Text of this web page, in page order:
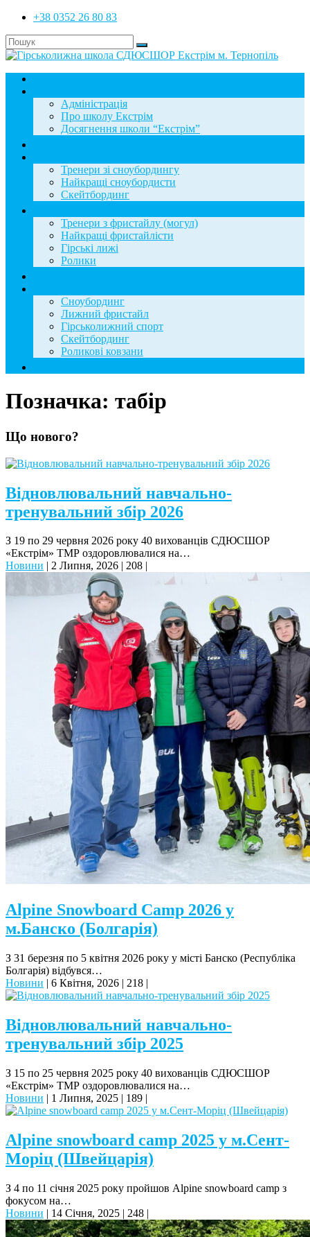
+38 0352 26 80 83
Адміністрація
Про школу Екстрім
Досягнення школи “Екстрім”
Тренери зі сноубордингу
Найкращі сноубордисти
Скейтбординг
Тренери з фристайлу (могул)
Найкращі фристайлісти
Гірські лижі
Ролики
Сноубординг
Лижний фристайл
Гірськолижний спорт
Скейтбординг
Роликові ковзани
Позначка: табір
Що нового?
Відновлювальний навчально-
тренувальний збір 2026
З 19 по 29 червня 2026 року 40 вихованців СДЮСШОР
«Екстрім» ТМР оздоровлювалися на…
Новини | 2 Липня, 2026 | 208 |
Alpine Snowboard Camp 2026 у
м.Банско (Болгарія)
З 31 березня по 5 квітня 2026 року у місті Банско (Республіка
Болгарія) відбувся…
Новини | 6 Квітня, 2026 | 218 |
Відновлювальний навчально-
тренувальний збір 2025
З 15 по 25 червня 2025 року 40 вихованців СДЮСШОР
«Екстрім» ТМР оздоровлювалися на…
Новини | 1 Липня, 2025 | 189 |
Alpine snowboard camp 2025 у м.Сент-
Моріц (Швейцарія)
З 4 по 11 січня 2025 року пройшов Alpine snowboard camp з
фокусом на…
Новини | 14 Січня, 2025 | 248 |